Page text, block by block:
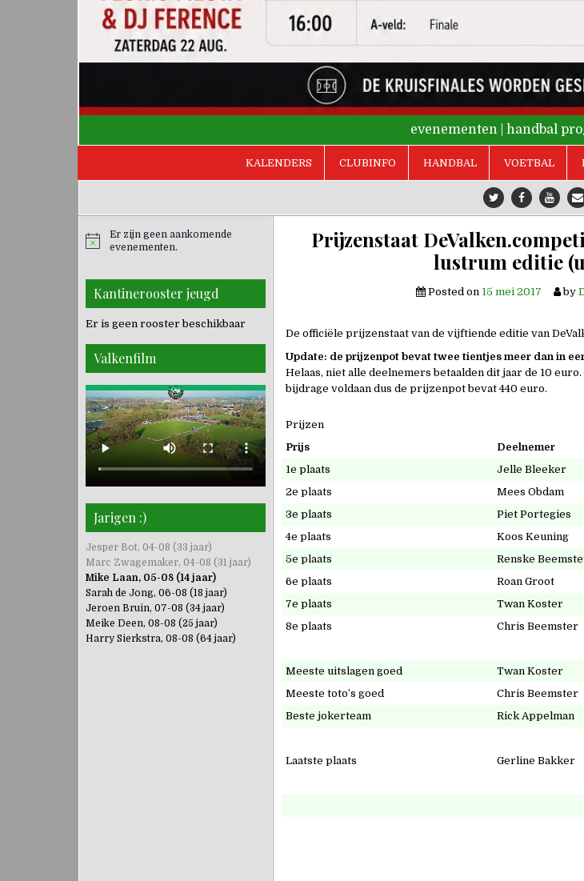
evenementen handbal
KALENDERS CLUBINFO HANDBAL VOETBAL
Prijzenstaat
lustrum editie
Posted on 15 mei 2017 by
De officiële prijzenstaat van de vijftiende editie van
Update: de prijzenpot bevat twee tientjes meer dan in
Helaas, niet alle deelnemers betaalden dit jaar de 10
bijdrage voldaan dus de prijzenpot bevat 440 euro.
Prijzen
Prijs
Deelnemer
1e plaats
Jelle Bleeker
2e plaats
Mees Obdam
3e plaats
Piet Portegies
4e plaats
Koos Keuning
5e plaats
Renske
6e plaats
Roan Groot
7e plaats
Twan Koster
8e plaats
Chris Beemster
Meeste uitslagen goed Twan Koster
Meeste toto’s goed
Chris Beemster
Beste jokerteam
Rick Appelman
Laatste plaats Gerline Bakker
Er zijn geen aankomende
evenementen.
Kantinerooster jeugd
Er is geen rooster beschikbaar
Valkenfilm
Jarigen :)
Jesper Bot, 04-08 (33 jaar)
Marc Zwagemaker, 04-08 (31 jaar)
Mike Laan, 05-08 (14 jaar)
Sarah de Jong, 06-08 (18 jaar)
Jeroen Bruin, 07-08 (34 jaar)
Meike Deen, 08-08 (25 jaar)
Harry Sierkstra, 08-08 (64 jaar)